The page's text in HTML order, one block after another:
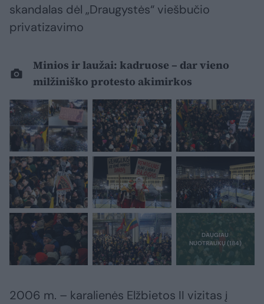
skandalas dėl „Draugystės“ viešbučio
privatizavimo
Minios ir laužai: kadruose – dar vieno
milžiniško protesto akimirkos
2006 m. – karalienės Elžbietos II vizitas į